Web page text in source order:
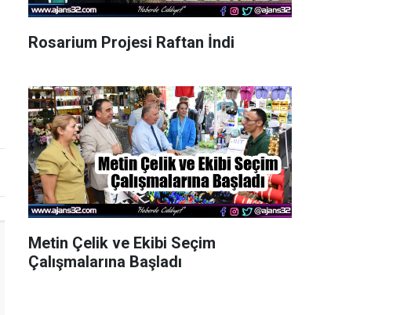
Rosarium Projesi Raftan İndi
Metin Çelik ve Ekibi Seçim
Çalışmalarına Başladı